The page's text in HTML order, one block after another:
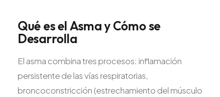
QuéeselAsmayCómose
Desarrolla
El asma combina tres procesos: inflamación
persistente de las vías respiratorias,
broncoconstricción (estrechamiento del músculo